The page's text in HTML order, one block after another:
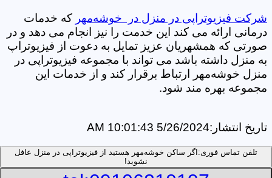
شرکت فیزیوتراپی در منزل در خوشه‌مهر که خدمات
درمانی ارائه می کند این خدمت را نیز انجام می دهد و در
صورتی که همشهریان عزیز تمایل به دعوت از فیزیوتراپ
به منزل داشته باشد می تواند با مجموعه فیزیوتراپی در
منزل خوشه‌مهر ارتباط برقرار کند و از خدمات این
مجموعه بهره مند شود.
تاریخ انتشار:5/26/2024 10:01:43 AM
تلفن تماس فوری: اگر ساکن خوشه‌مهر هستید از فیزیوتراپی در منزل عافل
نشوید!